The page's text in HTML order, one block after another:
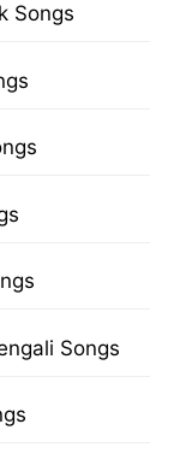
Songs
Songs